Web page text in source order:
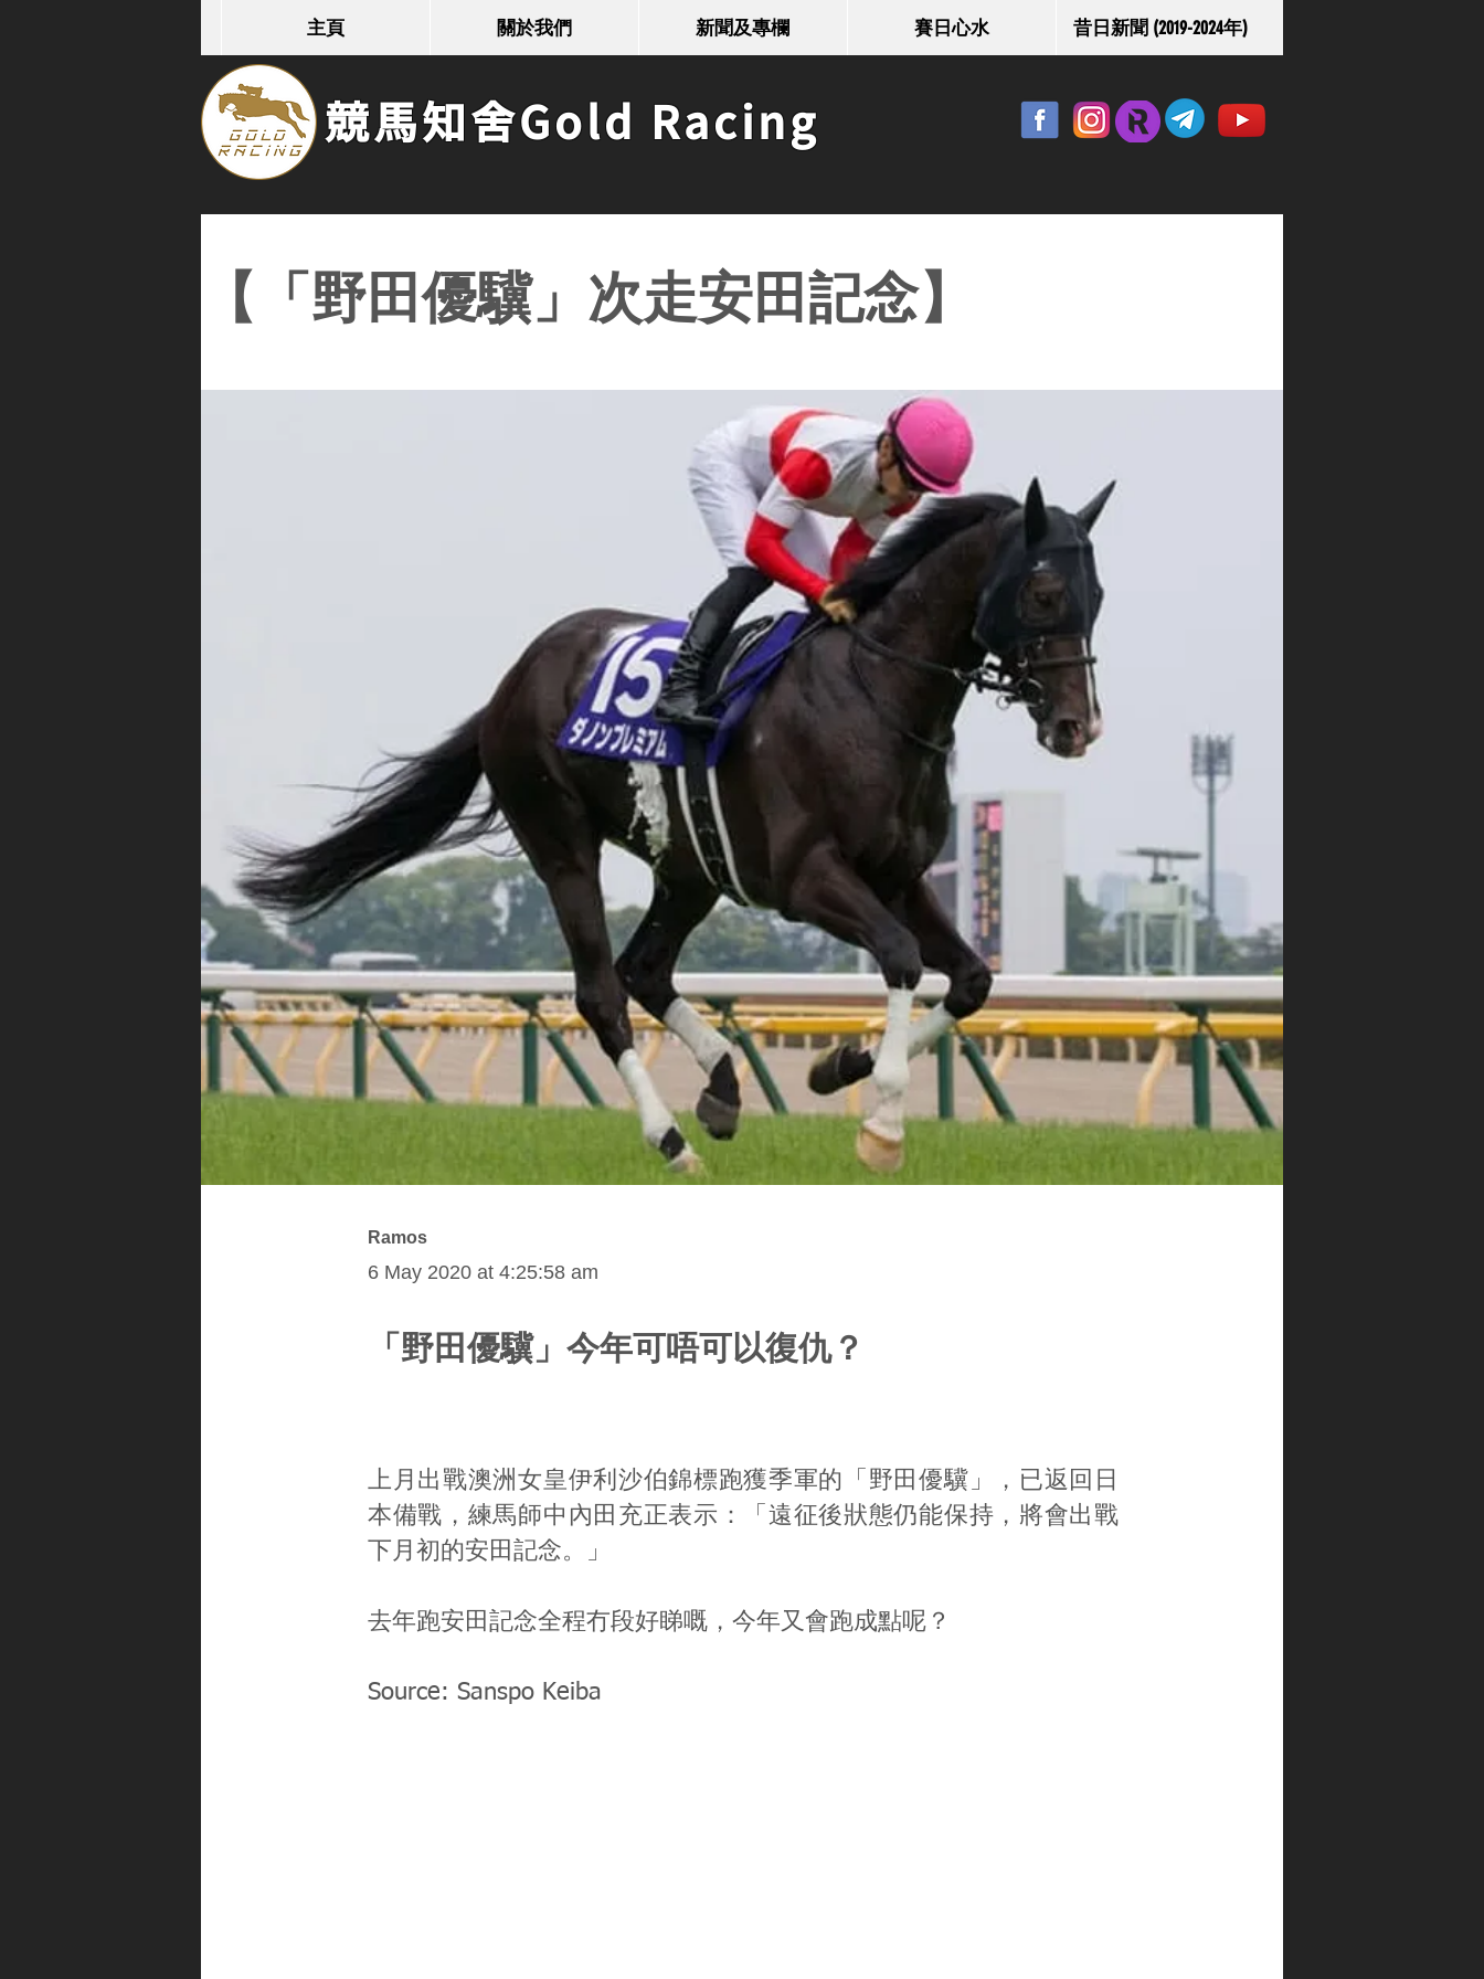
主頁 關於我們 新聞及專欄 賽日心水 昔日新聞 (2019-2024年)
競馬知舍Gold Racing
【「野田優驥」次走安田記念】
Ramos
6 May 2020 at 4:25:58 am
「野田優驥」今年可唔可以復仇？
上月出戰澳洲女皇伊利沙伯錦標跑獲季軍的「野田優驥」，已返回日
本備戰，練馬師中內田充正表示：「遠征後狀態仍能保持，將會出戰
下月初的安田記念。」
去年跑安田記念全程冇段好睇嘅，今年又會跑成點呢？
Source: Sanspo Keiba